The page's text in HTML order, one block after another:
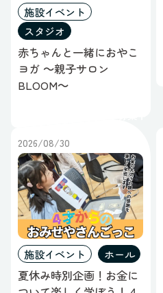
施設イベント
スタジオ
赤ちゃんと一緒におやこ
ヨガ ～親子サロン
BLOOM～
2026/08/30
施設イベント ホール
夏休み時別企画！お金に